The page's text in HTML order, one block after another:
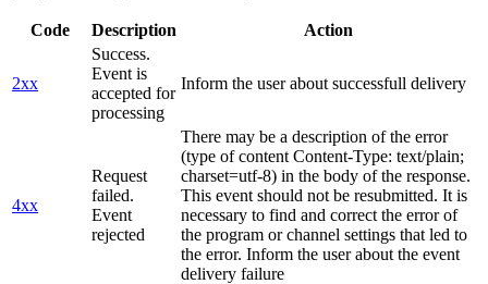
Code Description Action
2xx
Success.
Event is
accepted for
processing
Inform the user about successfull delivery
4xx
Request
failed.
Event
rejected
There may be a description of the error
(type of content Content-Type: text/plain;
charset=utf-8) in the body of the response.
This event should not be resubmitted. It is
necessary to find and correct the error of
the program or channel settings that led to
the error. Inform the user about the event
delivery failure